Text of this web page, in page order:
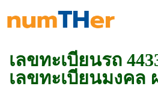
เลขทะเบียนรถ
เลขทะเบียนมงคล